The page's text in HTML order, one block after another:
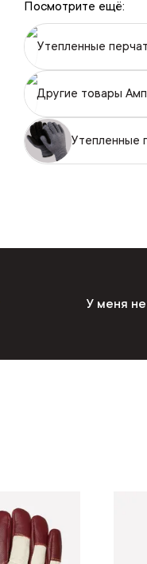
Посмотрите ещё:
Утепленные
Другие товары
Утепленные
У меня